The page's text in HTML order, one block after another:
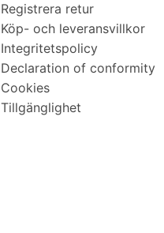
Registrera retur
Köp- och leveransvillkor
Integritetspolicy
Declaration of conformity
Cookies
Tillgänglighet